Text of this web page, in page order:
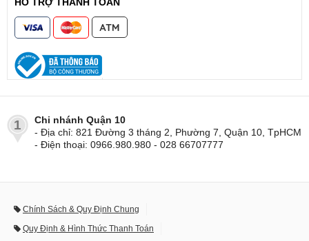
HỖ TRỢ THANH TOÁN
1
Chi nhánh Quận 10
- Địa chỉ: 821 Đường 3 tháng 2, Phường 7, Quận 10, TpHCM
- Điện thoại: 0966.980.980 - 028 66707777
Chính Sách & Quy Định Chung
Quy Định & Hình Thức Thanh Toán